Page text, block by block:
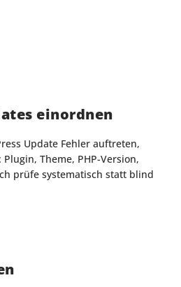
einordnen
Update Fehler auftreten,
Theme, PHP-Version,
prüfe systematisch statt blind